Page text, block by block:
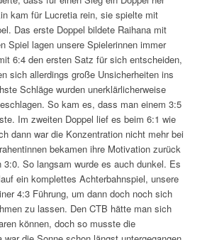
kam für Lucretia rein, sie spielte mit
Das erste Doppel bildete Raihana mit
Spiel lagen unsere Spielerinnen immer
6:4 den ersten Satz für sich entscheiden,
sich allerdings große Unsicherheiten ins
Schläge wurden unerklärlicherweise
So kam es, dass man einem 3:5
Im zweiten Doppel lief es beim 6:1 wie
dann war die Konzentration nicht mehr bei
bekamen ihre Motivation zurück
So langsam wurde es auch dunkel. Es
ein komplettes Achterbahnspiel, unsere
4:3 Führung, um dann doch noch sich
zu lassen. Den CTB hätte man sich
können, doch so musste die